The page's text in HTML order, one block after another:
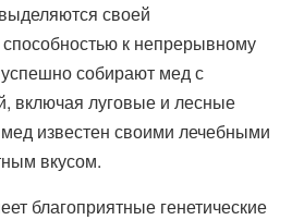
своей
к непрерывному
собирают мед с
включая луговые и лесные
известен своими лечебными
вкусом.
благоприятные генетические